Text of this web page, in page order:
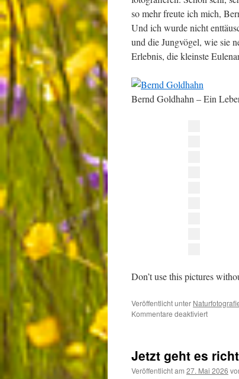
so mehr freute ich mich,
Und ich wurde nicht
und die Jungvögel, wie sie
Erlebnis, die kleinste
Bernd Goldhahn – Ein
Don’t use this pictures
Veröffentlicht unter
Kommentare deaktiviertfür
Jetzt geht es
Veröffentlicht am 27. Mai 2026